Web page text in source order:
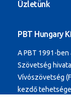
Üzletünk
PBT Hungary
A PBT 1991-ben
Szövetség
Vívószövetség
kezdő